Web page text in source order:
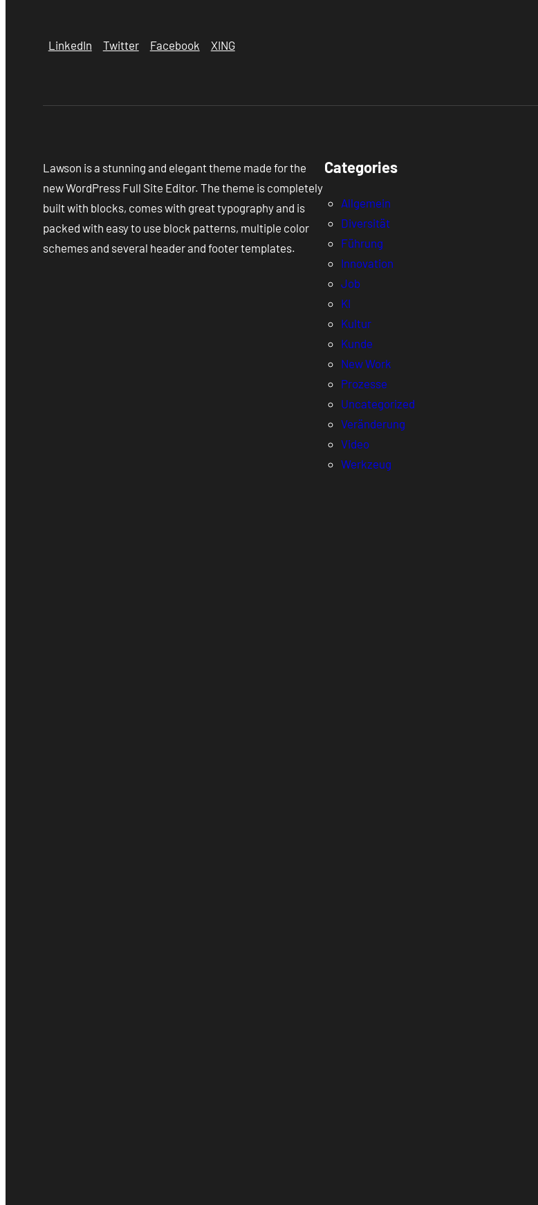
LinkedIn Twitter Facebook XING
Lawson is a stunning and elegant theme made for the
new WordPress Full Site Editor. The theme is completely
built with blocks, comes with great typography and is
packed with easy to use block patterns, multiple color
schemes and several header and footer templates.
Categories
Allgemein
Diversität
Führung
Innovation
Job
KI
Kultur
Kunde
New Work
Prozesse
Uncategorized
Veränderung
Video
Werkzeug